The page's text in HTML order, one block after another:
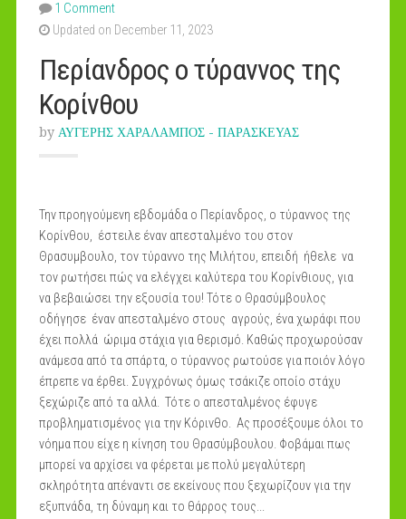
1 Comment
Updated on December 11, 2023
Περίανδρος ο τύραννος της
Κορίνθου
by ΑΥΓΕΡΗΣ ΧΑΡΑΛΑΜΠΟΣ - ΠΑΡΑΣΚΕΥΑΣ
Την προηγούμενη εβδομάδα ο Περίανδρος, ο τύραννος της
Κορίνθου, έστειλε έναν απεσταλμένο του στον
Θρασυμβουλο, τον τύραννο της Μιλήτου, επειδή ήθελε να
τον ρωτήσει πώς να ελέγχει καλύτερα του Κορίνθιους, για
να βεβαιώσει την εξουσία του! Τότε ο Θρασύμβουλος
οδήγησε έναν απεσταλμένο στους αγρούς, ένα χωράφι που
έχει πολλά ώριμα στάχια για θερισμό. Καθώς προχωρούσαν
ανάμεσα από τα σπάρτα, ο τύραννος ρωτούσε για ποιόν λόγο
έπρεπε να έρθει. Συγχρόνως όμως τσάκιζε οποίο στάχυ
ξεχώριζε από τα αλλά. Τότε ο απεσταλμένος έφυγε
προβληματισμένος για την Κόρινθο. Ας προσέξουμε όλοι το
νόημα που είχε η κίνηση του Θρασύμβουλου. Φοβάμαι πως
μπορεί να αρχίσει να φέρεται με πολύ μεγαλύτερη
σκληρότητα απέναντι σε εκείνους που ξεχωρίζουν για την
εξυπνάδα, τη δύναμη και το θάρρος τους...